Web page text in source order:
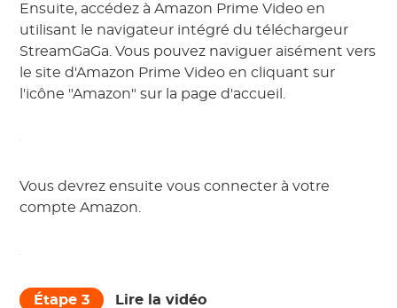
Ensuite, accédez à Amazon Prime Video en
utilisant le navigateur intégré du téléchargeur
StreamGaGa. Vous pouvez naviguer aisément vers
le site d'Amazon Prime Video en cliquant sur
l'icône "Amazon" sur la page d'accueil.
Vous devrez ensuite vous connecter à votre
compte Amazon.
Étape 3 Lire la vidéo